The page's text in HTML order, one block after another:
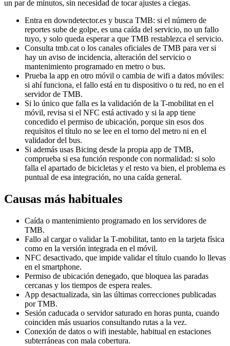
un par de minutos, sin necesidad de tocar ajustes a ciegas.
Entra en downdetector.es y busca TMB: si el número de
reportes sube de golpe, es una caída del servicio, no un fallo
tuyo, y solo queda esperar a que TMB restablezca el servicio.
Consulta tmb.cat o los canales oficiales de TMB para ver si
hay un aviso de incidencia, alteración del servicio o
mantenimiento programado en metro o bus.
Prueba la app en otro móvil o cambia de wifi a datos móviles:
si ahí funciona, el fallo está en tu dispositivo o tu red, no en el
servidor de TMB.
Si lo único que falla es la validación de la T-mobilitat en el
móvil, revisa si el NFC está activado y si la app tiene
concedido el permiso de ubicación, porque sin esos dos
requisitos el título no se lee en el torno del metro ni en el
validador del bus.
Si además usas Bicing desde la propia app de TMB,
comprueba si esa función responde con normalidad: si solo
falla el apartado de bicicletas y el resto va bien, el problema es
puntual de esa integración, no una caída general.
Causas más habituales
Caída o mantenimiento programado en los servidores de
TMB.
Fallo al cargar o validar la T-mobilitat, tanto en la tarjeta física
como en la versión integrada en el móvil.
NFC desactivado, que impide validar el título cuando lo llevas
en el smartphone.
Permiso de ubicación denegado, que bloquea las paradas
cercanas y los tiempos de espera reales.
App desactualizada, sin las últimas correcciones publicadas
por TMB.
Sesión caducada o servidor saturado en horas punta, cuando
coinciden más usuarios consultando rutas a la vez.
Conexión de datos o wifi inestable, habitual en estaciones
subterráneas con mala cobertura.